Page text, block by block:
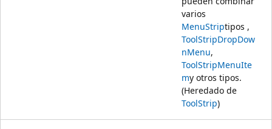
varios
MenuStriptipos ,
ToolStripDropDow
nMenu,
ToolStripMenuIte
my otros tipos.
(Heredado de
ToolStrip)